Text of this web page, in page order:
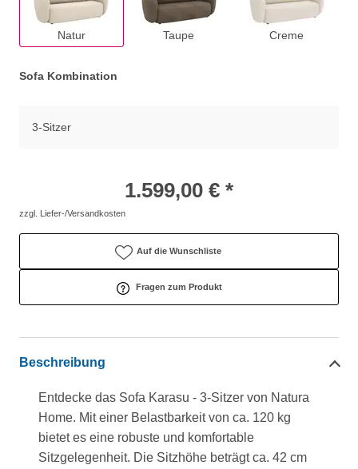
Natur Taupe Creme
Sofa Kombination
3-Sitzer
1.599,00 € *
zzgl. Liefer-/Versandkosten
Auf die Wunschliste
Fragen zum Produkt
Beschreibung
Entdecke das Sofa Karasu - 3-Sitzer von Natura
Home. Mit einer Belastbarkeit von ca. 120 kg
bietet es eine robuste und komfortable
Sitzgelegenheit. Die Sitzhöhe beträgt ca. 42 cm